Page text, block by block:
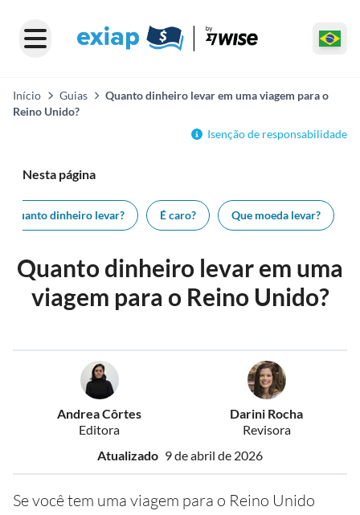
Início Guias
Quanto dinheiro levar em uma viagem para o
Reino Unido?
Isenção de responsabilidade
Nesta página
Quanto dinheiro levar? É caro? Que moeda levar?
Quanto dinheiro levar em uma
viagem para o Reino Unido?
Andrea Côrtes
Editora
Darini Rocha
Revisora
Atualizado 9 de abril de 2026
Se você tem uma viagem para o Reino Unido